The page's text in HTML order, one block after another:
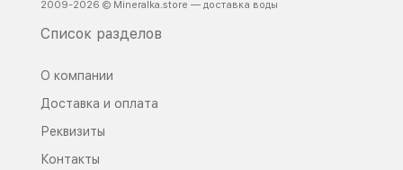
2009-2026 © Mineralka.store — доставка воды
Список разделов
О компании
Доставка и оплата
Реквизиты
Контакты